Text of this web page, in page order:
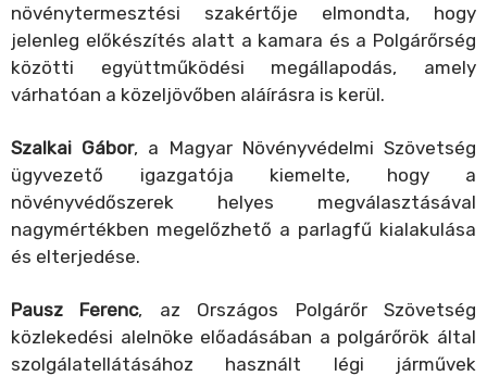
növénytermesztési szakértője elmondta, hogy
jelenleg előkészítés alatt a kamara és a Polgárőrség
közötti együttműködési megállapodás, amely
várhatóan a közeljövőben aláírásra is kerül.
Szalkai Gábor, a Magyar Növényvédelmi Szövetség
ügyvezető igazgatója kiemelte, hogy a
növényvédőszerek helyes megválasztásával
nagymértékben megelőzhető a parlagfű kialakulása
és elterjedése.
Pausz Ferenc, az Országos Polgárőr Szövetség
közlekedési alelnöke előadásában a polgárőrök által
szolgálatellátásához használt légi járművek